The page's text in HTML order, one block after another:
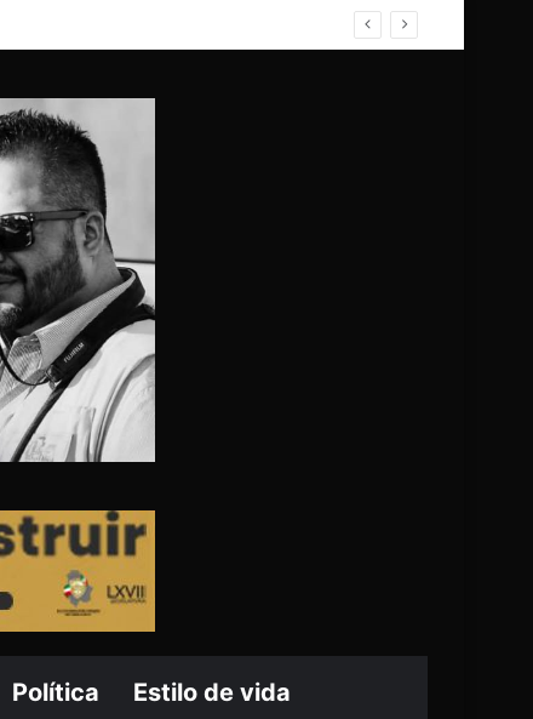
RESTABLACEN FUNCIONAMIENTO
Política Estilo de vida